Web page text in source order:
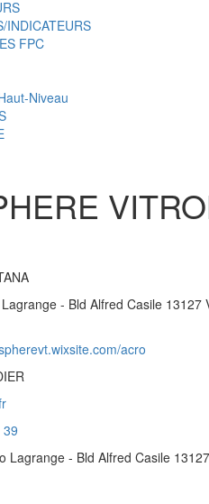
INDICATEURS
FPC
Niveau
- Bld Alfred Casile 13127
acro
Lagrange - Bld Alfred Casile